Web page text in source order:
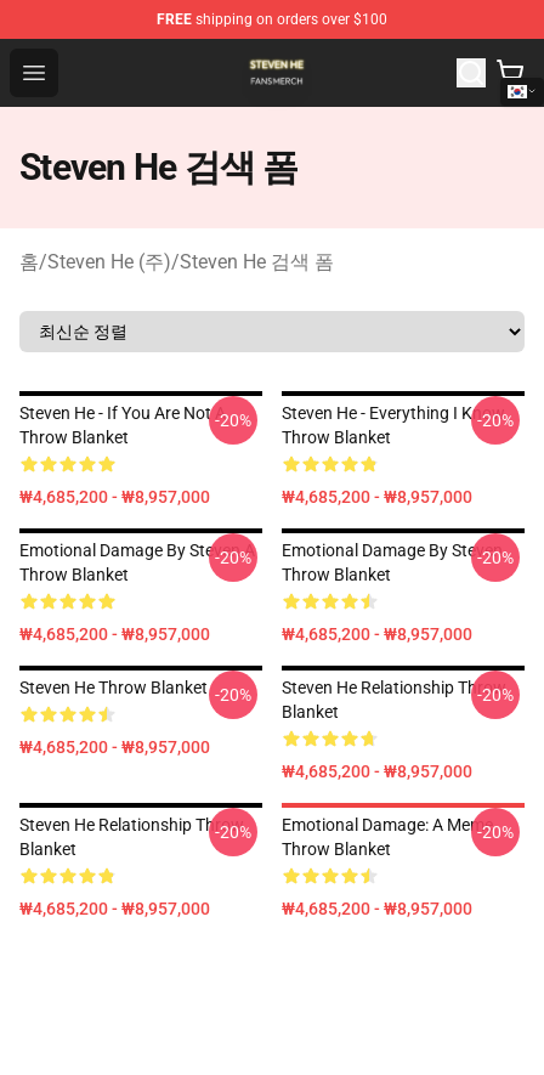
FREE shipping on orders over $100
Open menu
Steven He Shop - Official Steven He Merchandise Store
Steven He 검색 폼
홈/Steven He (주)/Steven He 검색 폼
Steven He - If You Are Not A
Throw Blanket
₩4,685,200 - ₩8,957,000
-20%
Steven He - Everything I Know
Throw Blanket
₩4,685,200 - ₩8,957,000
-20%
Emotional Damage By Steven A
Throw Blanket
₩4,685,200 - ₩8,957,000
-20%
Emotional Damage By Steven
Throw Blanket
₩4,685,200 - ₩8,957,000
-20%
Steven He Throw Blanket
₩4,685,200 - ₩8,957,000
-20%
Steven He Relationship Throw
Blanket
₩4,685,200 - ₩8,957,000
-20%
Steven He Relationship Throw
Blanket
₩4,685,200 - ₩8,957,000
-20%
Emotional Damage: A Meme
Throw Blanket
₩4,685,200 - ₩8,957,000
-20%